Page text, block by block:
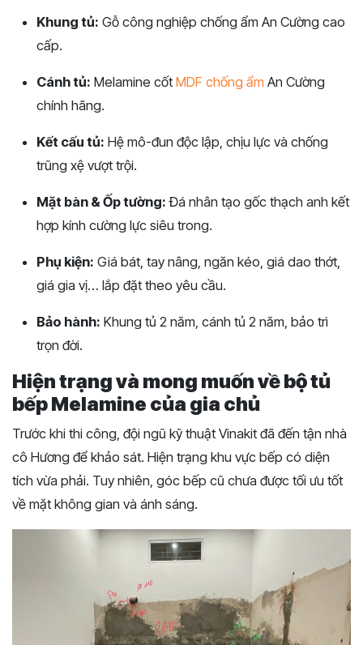
Khung tủ: Gỗ công nghiệp chống ẩm An Cường cao
cấp.
Cánh tủ: Melamine cốt MDF chống ẩm An Cường
chính hãng.
Kết cấu tủ: Hệ mô-đun độc lập, chịu lực và chống
trũng xệ vượt trội.
Mặt bàn & Ốp tường: Đá nhân tạo gốc thạch anh kết
hợp kính cường lực siêu trong.
Phụ kiện: Giá bát, tay nâng, ngăn kéo, giá dao thớt,
giá gia vị… lắp đặt theo yêu cầu.
Bảo hành: Khung tủ 2 năm, cánh tủ 2 năm, bảo trì
trọn đời.
Hiện trạng và mong muốn về bộ tủ
bếp Melamine của gia chủ
Trước khi thi công, đội ngũ kỹ thuật Vinakit đã đến tận nhà
cô Hương để khảo sát. Hiện trạng khu vực bếp có diện
tích vừa phải. Tuy nhiên, góc bếp cũ chưa được tối ưu tốt
về mặt không gian và ánh sáng.